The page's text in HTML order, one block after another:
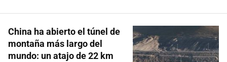
China ha abierto el túnel de
montaña más largo del
mundo: un atajo de 22 km